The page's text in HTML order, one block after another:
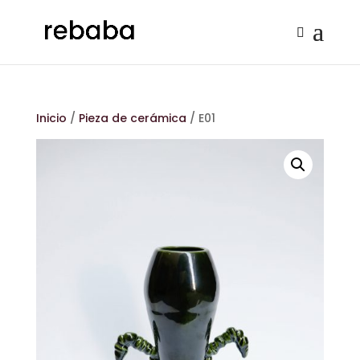
Inicio / Pieza de cerámica / E01